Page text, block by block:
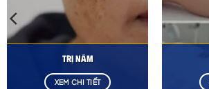
Trị Nám
XEM CHI TIẾT